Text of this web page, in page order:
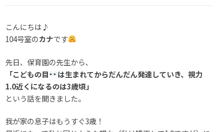
こんにちは♪
104号室のカナです
先日、保育園の先生から、
「こどもの目
は生まれてからだんだん発達していき、視力
1.0近くになるのは3歳頃」
という話を聞きました。
我が家の息子はもうすぐ3歳！